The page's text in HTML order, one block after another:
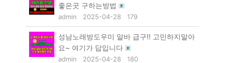
좋은곳 구하는방법
admin 2025-04-28 179
성남노래방도우미 알바 급구!! 고민하지말아
요~ 여기가 답입니다
admin 2025-04-28 180